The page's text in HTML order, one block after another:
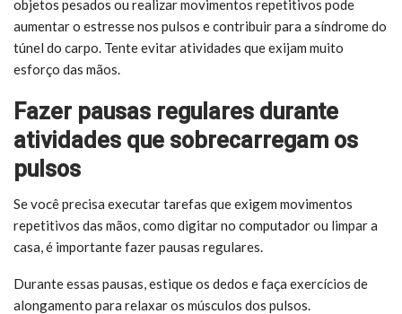
objetos pesados ou realizar movimentos repetitivos pode
aumentar o estresse nos pulsos e contribuir para a síndrome do
túnel do carpo. Tente evitar atividades que exijam muito
esforço das mãos.
Fazer pausas regulares durante
atividades que sobrecarregam os
pulsos
Se você precisa executar tarefas que exigem movimentos
repetitivos das mãos, como digitar no computador ou limpar a
casa, é importante fazer pausas regulares.
Durante essas pausas, estique os dedos e faça exercícios de
alongamento para relaxar os músculos dos pulsos.